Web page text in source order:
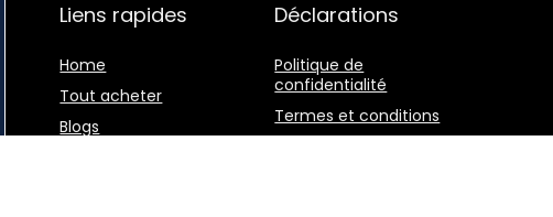
Liens rapides
Home
Tout acheter
Blogs
Déclarations
Politique de
confidentialité
Termes et conditions